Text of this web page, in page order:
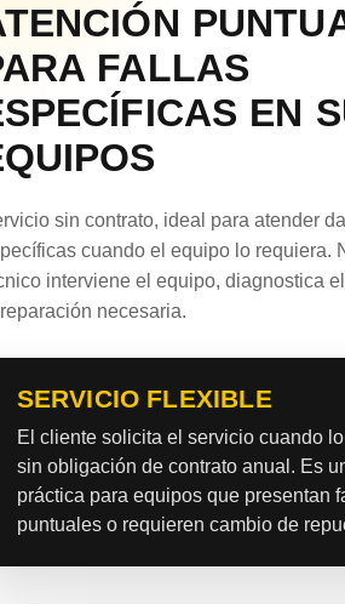
FALLAS
EN
sin contrato, ideal para atender
cuando el equipo lo requiera.
interviene el equipo, diagnostica
necesaria.
SERVICIO FLEXIBLE
El cliente solicita el servicio cuando
sin obligación de contrato anual. Es
práctica para equipos que presentan
puntuales o requieren cambio de